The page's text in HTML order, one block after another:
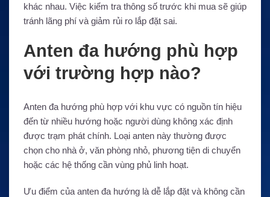
khác nhau. Việc kiểm tra thông số trước khi mua sẽ giúp
tránh lãng phí và giảm rủi ro lắp đặt sai.
Anten đa hướng phù hợp
với trường hợp nào?
Anten đa hướng phù hợp với khu vực có nguồn tín hiệu
đến từ nhiều hướng hoặc người dùng không xác định
được trạm phát chính. Loại anten này thường được
chọn cho nhà ở, văn phòng nhỏ, phương tiện di chuyển
hoặc các hệ thống cần vùng phủ linh hoạt.
Ưu điểm của anten đa hướng là dễ lắp đặt và không cần